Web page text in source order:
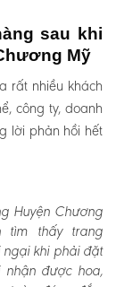
sau khi
Mỹ
rất nhiều khách
công ty, doanh
lời phản hồi hết
Huyện Chương
tìm thấy trang
ngại khi phải đặt
nhận được hoa,